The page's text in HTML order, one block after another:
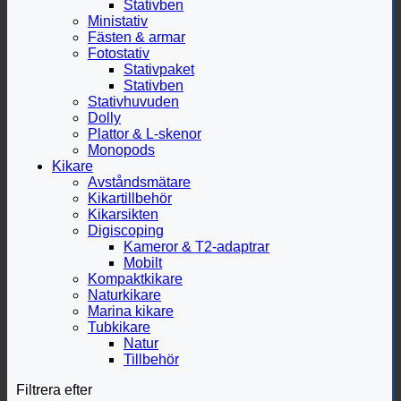
Stativben
Ministativ
Fästen & armar
Fotostativ
Stativpaket
Stativben
Stativhuvuden
Dolly
Plattor & L-skenor
Monopods
Kikare
Avståndsmätare
Kikartillbehör
Kikarsikten
Digiscoping
Kameror & T2-adaptrar
Mobilt
Kompaktkikare
Naturkikare
Marina kikare
Tubkikare
Natur
Tillbehör
Filtrera efter